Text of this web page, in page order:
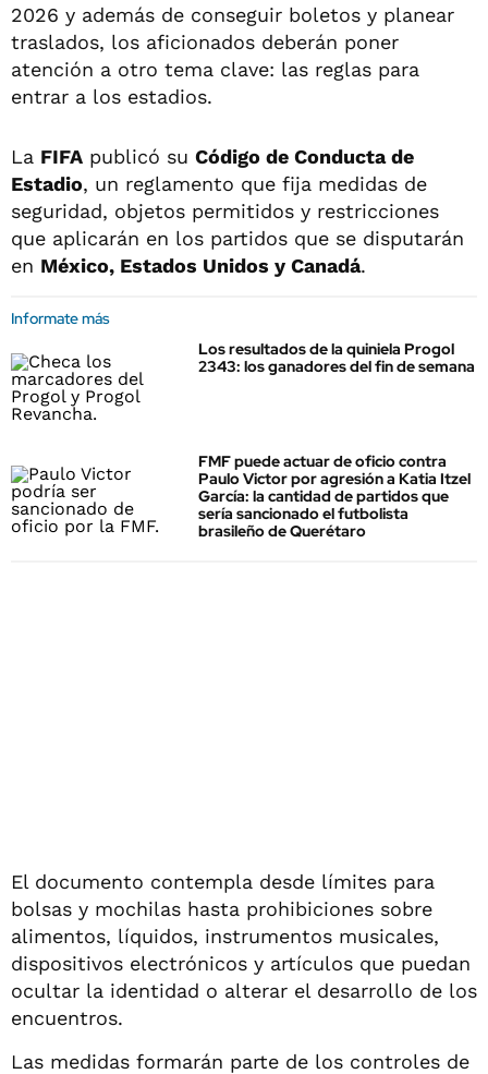
2026 y además de conseguir boletos y planear
traslados, los aficionados deberán poner
atención a otro tema clave: las reglas para
entrar a los estadios.
La FIFA publicó su Código de Conducta de
Estadio, un reglamento que fija medidas de
seguridad, objetos permitidos y restricciones
que aplicarán en los partidos que se disputarán
en México, Estados Unidos y Canadá.
Informate más
Los resultados de la quiniela Progol
2343: los ganadores del fin de semana
FMF puede actuar de oficio contra
Paulo Victor por agresión a Katia Itzel
García: la cantidad de partidos que
sería sancionado el futbolista
brasileño de Querétaro
El documento contempla desde límites para
bolsas y mochilas hasta prohibiciones sobre
alimentos, líquidos, instrumentos musicales,
dispositivos electrónicos y artículos que puedan
ocultar la identidad o alterar el desarrollo de los
encuentros.
Las medidas formarán parte de los controles de